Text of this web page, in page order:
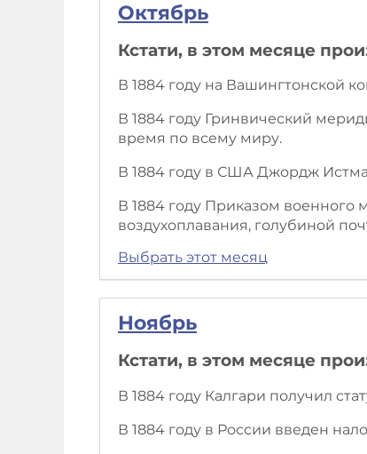
Октябрь
Кстати, в этом месяце
В 1884 году на Вашингтонской
В 1884 году Гринвический
время по всему миру.
В 1884 году в США Джордж
В 1884 году Приказом
воздухоплавания, голубиной
Выбрать этот месяц
Ноябрь
Кстати, в этом месяце
В 1884 году Калгари получил
В 1884 году в России введен